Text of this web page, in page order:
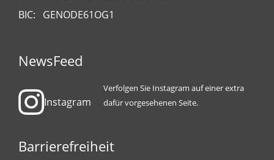
BIC: GENODE61OG1
NewsFeed
Instagram
Verfolgen Sie Instagram auf einer extra
dafür vorgesehenen Seite.
Barrierefreiheit